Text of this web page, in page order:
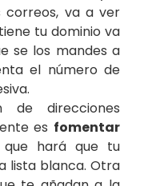
va a ver
tu dominio va
se los mandes a
el número de
de direcciones
es fomentar
hará que tu
lista blanca. Otra